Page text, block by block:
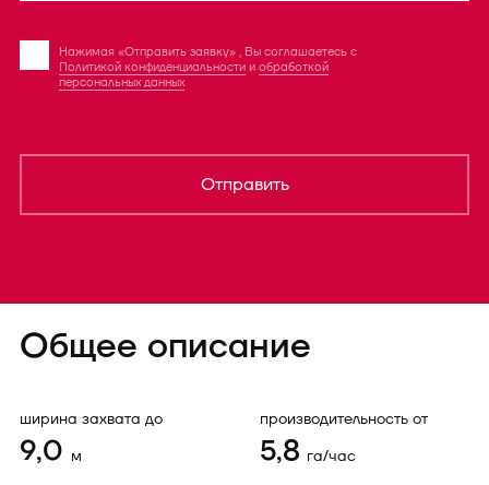
Нажимая «Отправить заявку» , Вы соглашаетесь с
Политикой конфиденциальности и обработкой
персональных данных
Отправить
Общее описание
ширина захвата до
9,0 м
производительность от
5,8 га/час